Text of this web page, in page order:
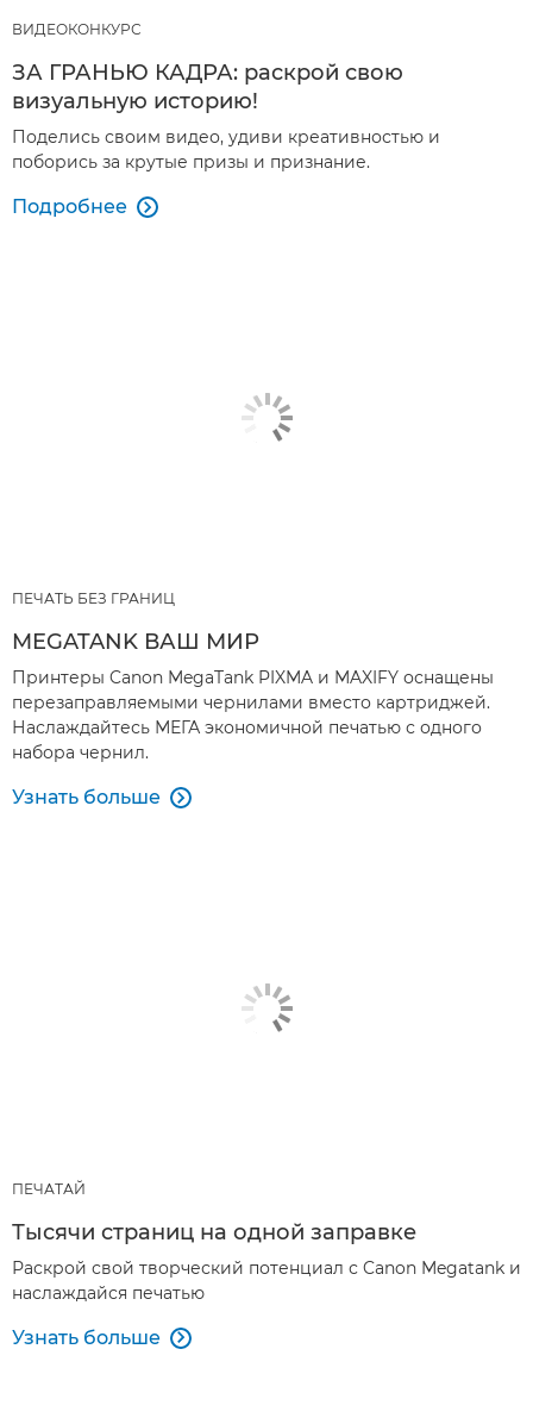
ВИДЕОКОНКУРС
ЗА ГРАНЬЮ КАДРА: раскрой свою
визуальную историю!
Поделись своим видео, удиви креативностью и
поборись за крутые призы и признание.
Подробнее 
ПЕЧАТЬ БЕЗ ГРАНИЦ
MEGATANK ВАШ МИР
Принтеры Canon MegaTank PIXMA и MAXIFY оснащены
перезаправляемыми чернилами вместо картриджей.
Наслаждайтесь МЕГА экономичной печатью с одного
набора чернил.
Узнать больше 
ПЕЧАТАЙ
Тысячи страниц на одной заправке
Раскрой свой творческий потенциал с Canon Megatank и
наслаждайся печатью
Узнать больше 